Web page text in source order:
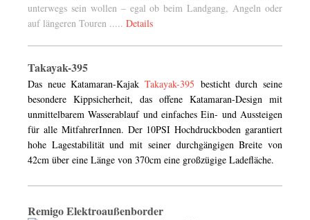
unterwegs sein wollen – egal ob beim Landgang, Angeln oder
auf längeren Touren ..... Details
Takayak-395
Das neue Katamaran-Kajak Takayak-395 besticht durch seine
besondere Kippsicherheit, das offene Katamaran-Design mit
unmittelbarem Wasserablauf und einfaches Ein- und Aussteigen
für alle MitfahrerInnen. Der 10PSI Hochdruckboden garantiert
hohe Lagestabilität und mit seiner durchgängigen Breite von
42cm über eine Länge von 370cm eine großzügige Ladefläche.
Remigo Elektroaußenborder